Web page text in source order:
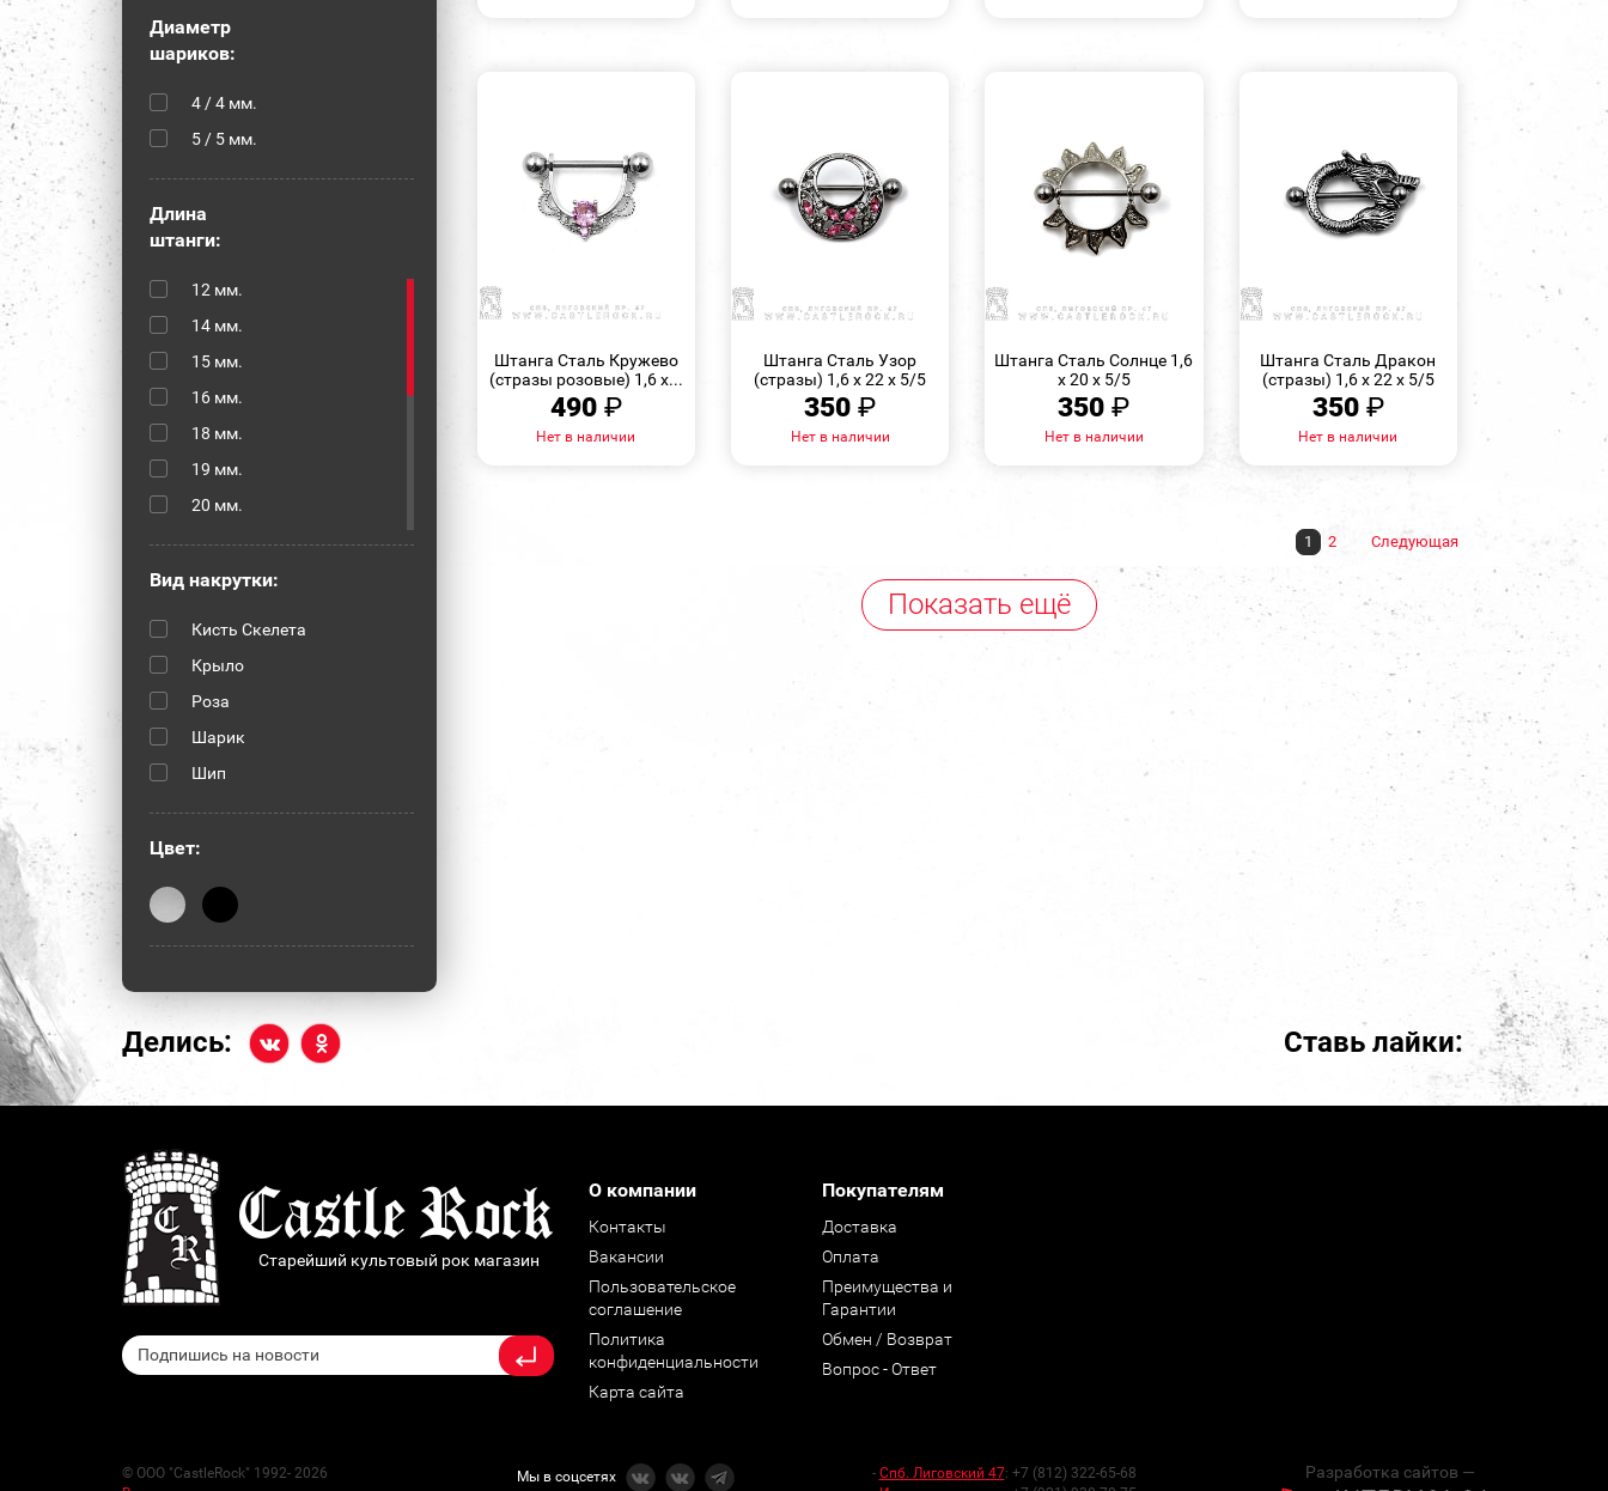
Диаметр
шариков:
4 / 4 мм.
5 / 5 мм.
Длина
штанги:
12 мм.
14 мм.
15 мм.
16 мм.
18 мм.
19 мм.
20 мм.
21 мм.
22 мм.
Вид накрутки:
Кисть Скелета
Крыло
Роза
Шарик
Шип
Цвет:
Штанга Сталь Кружево
(стразы розовые) 1,6 х...
490 ₽
Нет в наличии
Штанга Сталь Узор
(стразы) 1,6 х 22 х 5/5
350₽
Нет в наличии
Штанга Сталь Солнце 1,6
х 20 х 5/5
350₽
Нет в наличии
Штанга Сталь Дракон
(стразы) 1,6 х 22 х 5/5
350 ₽
Нет в наличии
1 2 Следующая
Показать ещё
Делись: Ставь лайки:
Старейший культовый рок магазин
О компании
Контакты
Вакансии
Пользовательское
соглашение
Политика
конфиденциальности
Карта сайта
Покупателям
Доставка
Оплата
Преимущества и
Гарантии
Обмен / Возврат
Вопрос - Ответ
© ООО "CastleRock" 1992- 2026
Мы в соцсетях - Спб. Лиговский 47: +7 (812) 322-65-68
Разработка сайтов —